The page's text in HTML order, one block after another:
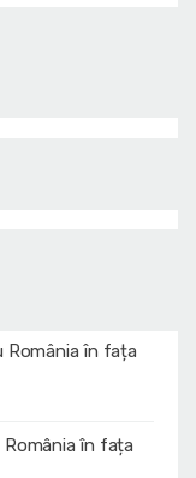
România în fața
în fața